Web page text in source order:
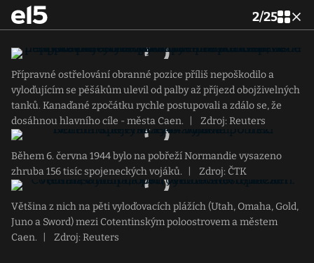
2/25
Přípravné ostřelování obranné pozice příliš nepoškodilo a
vyloďujícím se pěšákům ulevil od palby až příjezd obojživelných
tanků. Kanaďané zpočátku rychle postupovali a zdálo se, že
dosáhnou hlavního cíle - města Caen.
Zdroj: Reuters
Během 6. června 1944 bylo na pobřeží Normandie vysazeno
zhruba 156 tisíc spojeneckých vojáků.
Zdroj: ČTK
Většina z nich na pěti vyloďovacích plážích (Utah, Omaha, Gold,
Juno a Sword) mezi Cotentinským poloostrovem a městem
Caen.
Zdroj: Reuters